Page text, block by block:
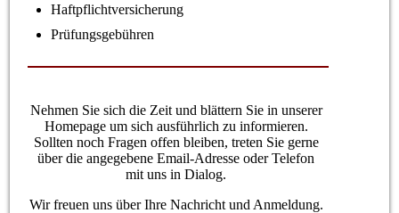
Haftpflichtversicherung
Prüfungsgebühren
Nehmen Sie sich die Zeit und blättern Sie in unserer
Homepage um sich ausführlich zu informieren.
Sollten noch Fragen offen bleiben, treten Sie gerne
über die angegebene Email-Adresse oder Telefon
mit uns in Dialog.
Wir freuen uns über Ihre Nachricht und Anmeldung.